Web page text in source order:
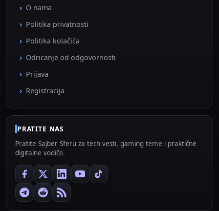
O nama
Politika privatnosti
Politika kolačića
Odricanje od odgovornosti
Prijava
Registracija
PRATITE NAS
Pratite Sajber Sferu za tech vesti, gaming teme i praktične
digitalne vodiče.